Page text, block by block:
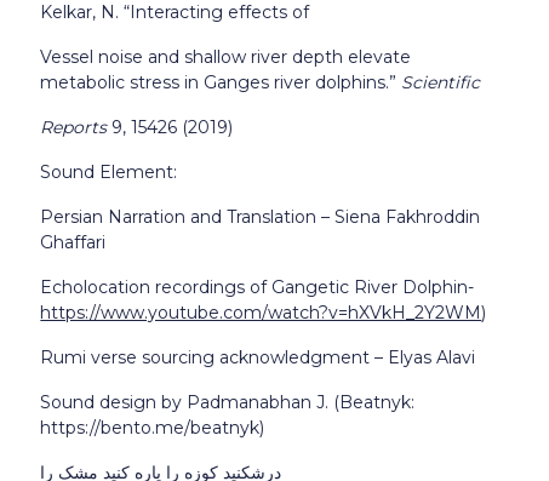
Kelkar, N. “Interacting effects of
Vessel noise and shallow river depth elevate
metabolic stress in Ganges river dolphins.” Scientific
Reports9, 15426 (2019)
Sound Element:
Persian Narration and Translation – Siena Fakhroddin
Ghaffari
Echolocation recordings of Gangetic River Dolphin-
https://www.youtube.com/watch?v=hXVkH_2Y2WM)
Rumi verse sourcing acknowledgment – Elyas Alavi
Sound design by Padmanabhan J. (Beatnyk:
https://bento.me/beatnyk)
درشکنید کوزه را پاره کنید مشک را